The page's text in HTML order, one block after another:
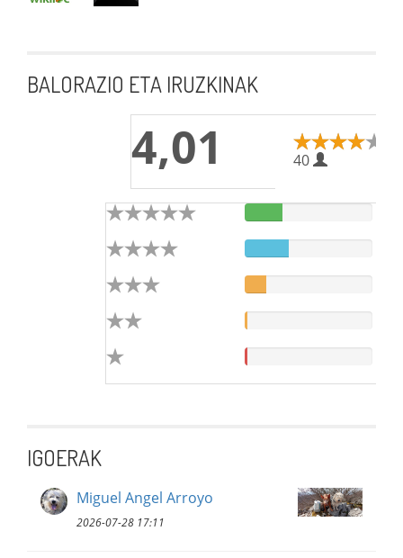
BALORAZIO ETA IRUZKINAK
4,01 40
IGOERAK
Miguel Angel Arroyo
2026-07-28 17:11